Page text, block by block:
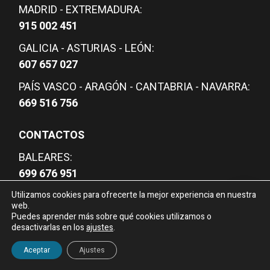
MADRID - EXTREMADURA:
915 002 451
GALICIA - ASTURIAS - LEÓN:
607 657 027
PAÍS VASCO - ARAGÓN - CANTABRIA - NAVARRA:
669 516 756
CONTACTOS
BALEARES:
699 676 951
CASTILLA - RIOJA - CANARIAS:
607 657 077
VALENCIA - MURCIA - ALBACETE:
609 013 154
Utilizamos cookies para ofrecerte la mejor experiencia en nuestra
web.
Puedes aprender más sobre qué cookies utilizamos o
desactivarlas en losajustes.
Aceptar Ajustes
¿Necesitas información?